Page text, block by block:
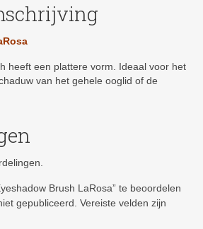
heeft een plattere vorm. Ideaal voor het
van het gehele ooglid of de
Brush LaRosa” te beoordelen
gepubliceerd. Vereiste velden zijn